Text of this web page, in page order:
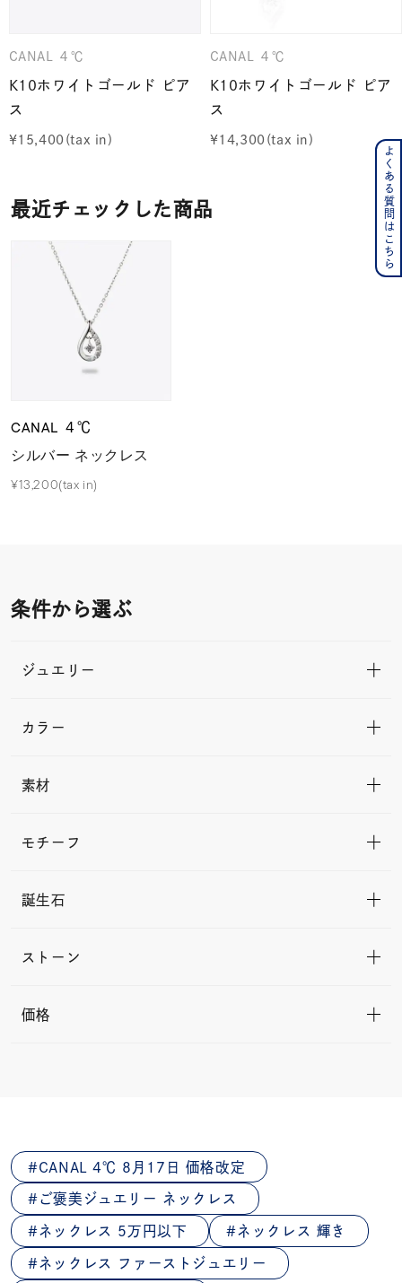
CANAL ４℃
K10ホワイトゴールド ピア
ス
¥15,400
CANAL ４℃
K10ホワイトゴールド ピア
ス
¥14,300
最近チェックした商品
CANAL ４℃
シルバー ネックレス
¥13,200(tax in)
条件から選ぶ
ジュエリー
カラー
素材
モチーフ
誕生石
ストーン
価格
CANAL 4℃ 8月17日 価格改定
ご褒美ジュエリー ネックレス
ネックレス 5万円以下 ネックレス 輝き
ネックレス ファーストジュエリー
よくある質問はこちら